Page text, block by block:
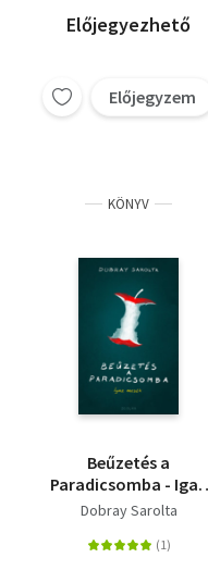
Előjegyezhető
Előjegyzem
KÖNYV
Beűzetés a
Paradicsomba - Igaz
mesék
Dobray Sarolta